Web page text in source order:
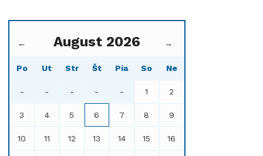
← August 2026 →
Po Ut Str Št Pia So Ne
- - - - - 1 2
3 4 5 6 7 8 9
10 11 12 13 14 15 16